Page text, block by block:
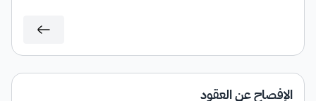
الإفصاح عن العقود